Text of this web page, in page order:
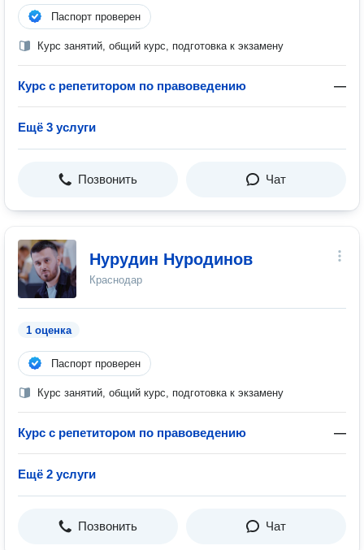
Паспорт проверен
Курс занятий, общий курс, подготовка к экзамену
Курс с репетитором по правоведению —
Ещё 3 услуги
Позвонить Чат
Нурудин Нуродинов
Краснодар
1 оценка
Паспорт проверен
Курс занятий, общий курс, подготовка к экзамену
Курс с репетитором по правоведению —
Ещё 2 услуги
Позвонить Чат